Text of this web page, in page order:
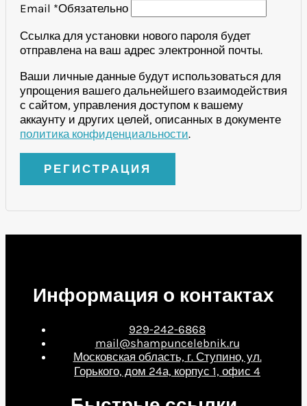
Email *Обязательно
Ссылка для установки нового пароля будет
отправлена ​​на ваш адрес электронной почты.
Ваши личные данные будут использоваться для
упрощения вашего дальнейшего взаимодействия
с сайтом, управления доступом к вашему
аккаунту и других целей, описанных в документе
политика конфиденциальности.
РЕГИСТРАЦИЯ
Информация о контактах
929-242-6868
mail@shampuncelebnik.ru
Московская область, г. Ступино, ул.
Горького, дом 24а, корпус 1, офис 4